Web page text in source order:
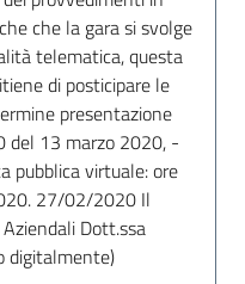
che la gara si svolge
telematica, questa
di posticipare le
presentazione
del 13 marzo 2020, -
pubblica virtuale: ore
27/02/2020 Il
Dott.ssa
digitalmente)